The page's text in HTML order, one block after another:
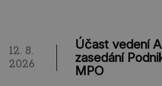
12. 8.
2026
Účast vedení
zasedání
MPO